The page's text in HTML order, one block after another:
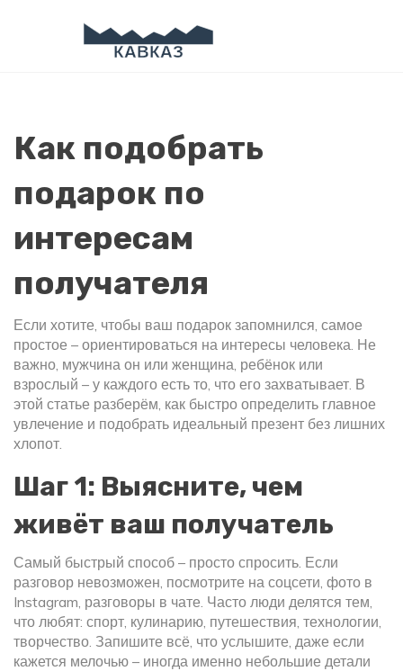
Как подобрать
подарок по
интересам
получателя
Если хотите, чтобы ваш подарок запомнился, самое
простое – ориентироваться на интересы человека. Не
важно, мужчина он или женщина, ребёнок или
взрослый – у каждого есть то, что его захватывает. В
этой статье разберём, как быстро определить главное
увлечение и подобрать идеальный презент без лишних
хлопот.
Шаг 1: Выясните, чем
живёт ваш получатель
Самый быстрый способ – просто спросить. Если
разговор невозможен, посмотрите на соцсети, фото в
Instagram, разговоры в чате. Часто люди делятся тем,
что любят: спорт, кулинарию, путешествия, технологии,
творчество. Запишите всё, что услышите, даже если
кажется мелочью – иногда именно небольшие детали